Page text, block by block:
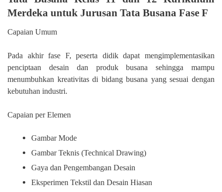
Merdeka untuk Jurusan Tata Busana Fase F
Capaian Umum
Pada akhir fase F, peserta didik dapat mengimplementasikan
penciptaan desain dan produk busana sehingga mampu
menumbuhkan kreativitas di bidang busana yang sesuai dengan
kebutuhan industri.
Capaian per Elemen
Gambar Mode
Gambar Teknis (Technical Drawing)
Gaya dan Pengembangan Desain
Eksperimen Tekstil dan Desain Hiasan